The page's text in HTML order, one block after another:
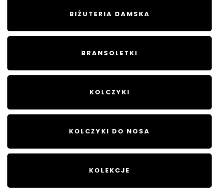
BIŻUTERIA DAMSKA
BRANSOLETKI
KOLCZYKI
KOLCZYKI DO NOSA
KOLEKCJE